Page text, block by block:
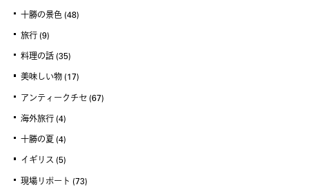
十勝の景色 (48)
旅行 (9)
料理の話 (35)
美味しい物 (17)
アンティークチセ (67)
海外旅行 (4)
十勝の夏 (4)
イギリス (5)
現場リポート (73)